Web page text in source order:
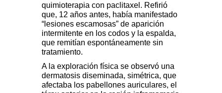
quimioterapia con paclitaxel. Refirió
que, 12 años antes, había manifestado
“lesiones escamosas” de aparición
intermitente en los codos y la espalda,
que remitían espontáneamente sin
tratamiento.
A la exploración física se observó una
dermatosis diseminada, simétrica, que
afectaba los pabellones auriculares, el